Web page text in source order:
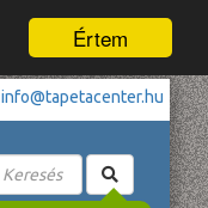
Értem
info@tapetacenter.hu